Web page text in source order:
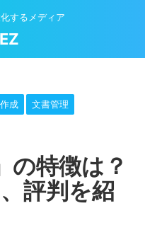
するメディア
成 文書管理
の特徴は？
評判を紹